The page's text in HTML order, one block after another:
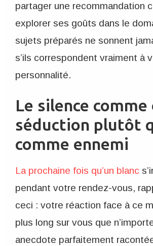
partager une recommandation
explorer ses goûts dans le
sujets préparés ne sonnent
s’ils correspondent vraiment à
personnalité.
Le silence
séduction plutôt
comme ennemi
La prochaine fois qu’un blanc
pendant votre rendez-vous,
ceci : votre réaction face à ce
plus long sur vous que
anecdote parfaitement